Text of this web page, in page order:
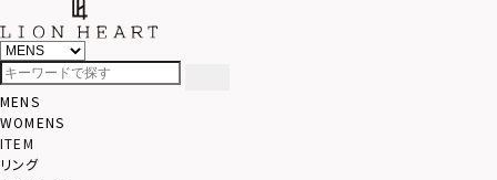
MENS
WOMENS
ITEM
リング